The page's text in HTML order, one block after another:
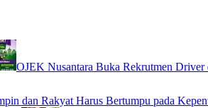
OJEK Nusantara Buka Rekrutmen
dan Rakyat Harus Bertumpu pada